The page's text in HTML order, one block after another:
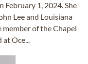
February 1, 2024. She
Lee and Louisiana
member of the Chapel
at Oce...